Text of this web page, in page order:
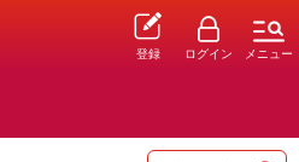
登録 ログイン メニュー